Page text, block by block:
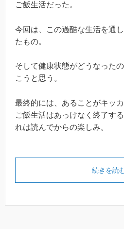
ご飯生活だった。
今回は、この過酷な生活を通
たもの。
そして健康状態がどうなった
こうと思う。
最終的には、あることがキッ
ご飯生活はあっけなく終了す
れは読んでからの楽しみ。
続きを読